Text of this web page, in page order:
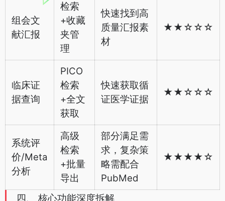
组会文
献汇报
检索
+收藏
夹管
理
快速找到高
质量汇报素
材
★★☆☆☆
临床证
据查询
PICO
检索
+全文
获取
快速获取循
证医学证据
★★☆☆☆
系统评
价/Meta
分析
高级
检索
+批量
导出
部分满足需
求，复杂策
略需配合
PubMed
★★★★☆
四、 核心功能深度拆解